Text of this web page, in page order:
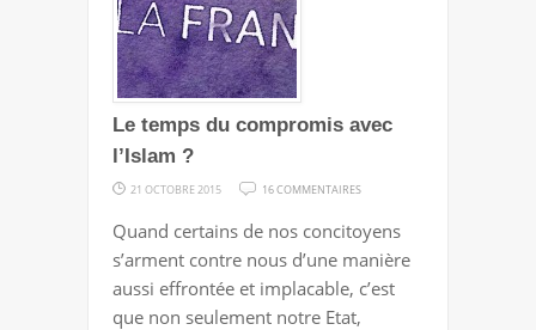
Le temps du compromis avec
l’Islam ?
21 OCTOBRE 2015 16 COMMENTAIRES
TEMPS
DU
COMPROMIS
Quand certains de nos concitoyens
s’arment contre nous d’une manière
aussi effrontée et implacable, c’est
que non seulement notre Etat,